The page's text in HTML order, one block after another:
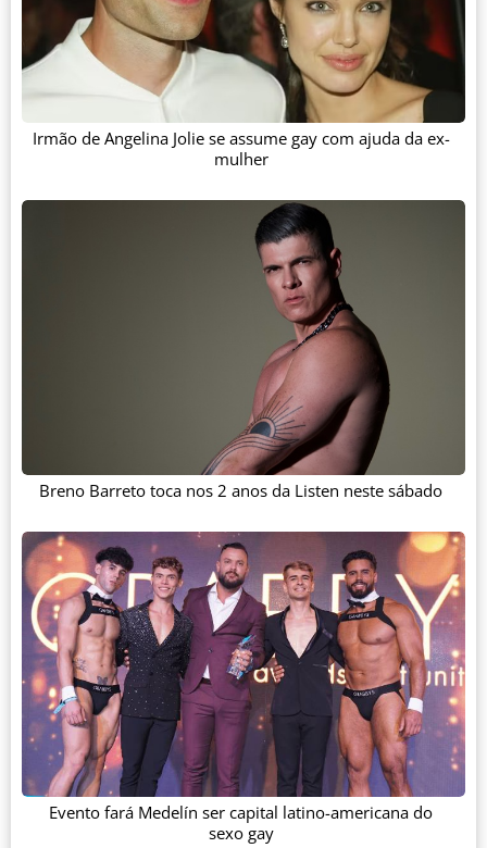
Irmão de Angelina Jolie se assume gay com ajuda da ex-
mulher
Breno Barreto toca nos 2 anos da Listen neste sábado
Evento fará Medelín ser capital latino-americana do
sexo gay